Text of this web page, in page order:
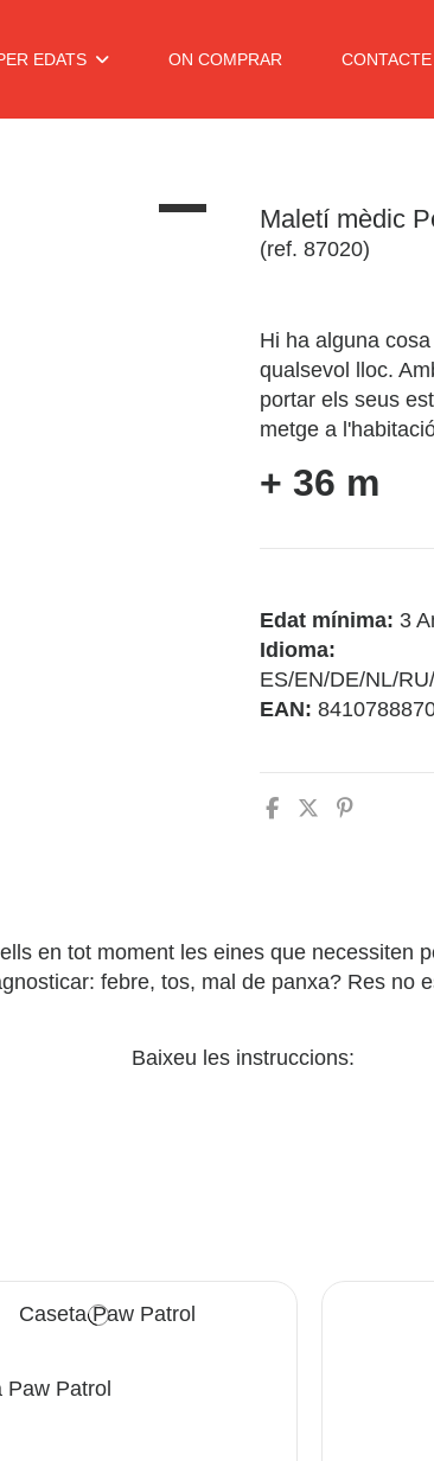
EDATS ON COMPRAR CONTACTE
Maletí mèdic
(ref. 87020)
Hi ha alguna
qualsevol lloc.
portar els seus
metge a
+ 36 m
Edat mínima: 3
Idioma:
ES/EN/DE/NL/
EAN:
en tot moment les eines que necessiten
febre, tos, mal de panxa? Res no
Baixeu les instruccions:
Paw Patrol